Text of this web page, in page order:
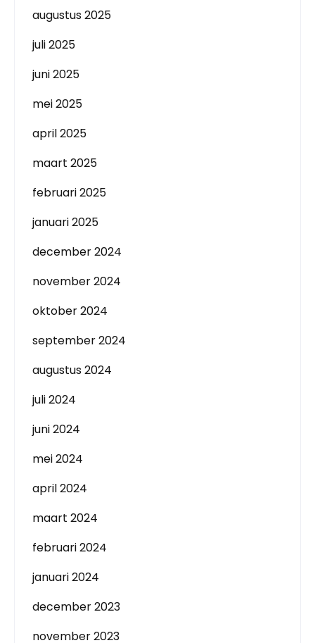
augustus 2025
juli 2025
juni 2025
mei 2025
april 2025
maart 2025
februari 2025
januari 2025
december 2024
november 2024
oktober 2024
september 2024
augustus 2024
juli 2024
juni 2024
mei 2024
april 2024
maart 2024
februari 2024
januari 2024
december 2023
november 2023